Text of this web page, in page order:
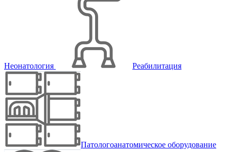
Неонатология Реабилитация
Патологоанатомическое оборудование